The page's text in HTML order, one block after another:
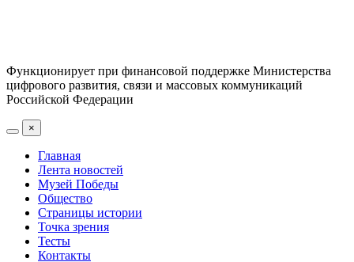
Функционирует при финансовой поддержке Министерства
цифрового развития, связи и массовых коммуникаций
Российской Федерации
×
Главная
Лента новостей
Музей Победы
Общество
Страницы истории
Точка зрения
Тесты
Контакты